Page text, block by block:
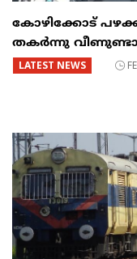
കോഴിക്കോട്
തകർന്നു
LATEST NEWS